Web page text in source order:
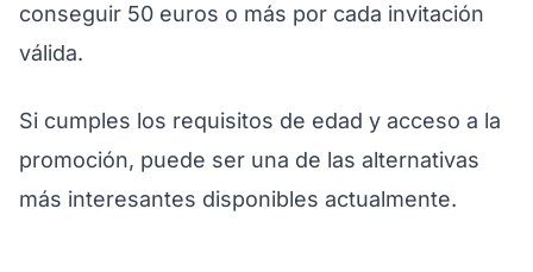
conseguir 50 euros o más por cada invitación
válida.
Si cumples los requisitos de edad y acceso a la
promoción, puede ser una de las alternativas
más interesantes disponibles actualmente.